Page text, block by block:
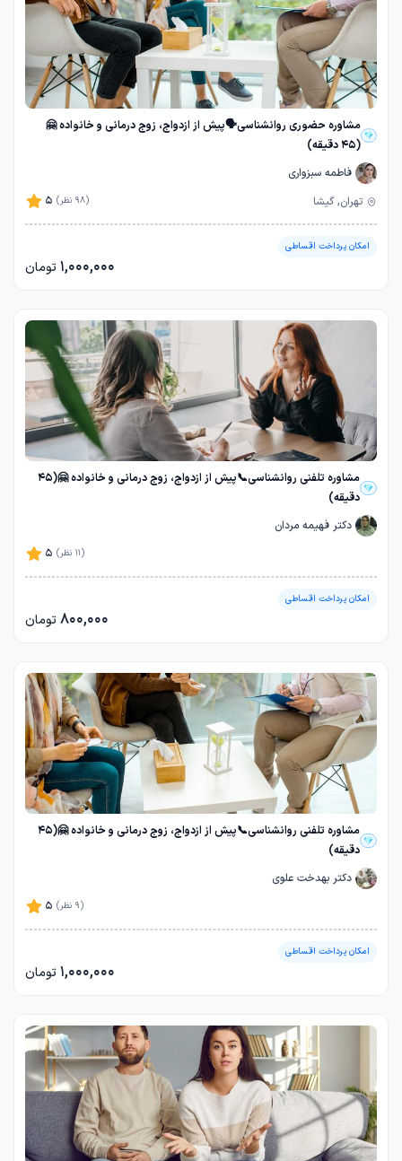
مشاوره حضوری روانشناسی🗣️پیش از ازدواج، زوج درمانی و خانواده 🤗
(45 دقیقه)
فاطمه سبزواری
5
(98 نظر) تهران, گیشا
امکان پرداخت اقساطی
1,000,000تومان
مشاوره تلفنی روانشناسی📞پیش از ازدواج، زوج درمانی و خانواده 🤗(45
دقیقه)
دکتر فهیمه مردان
5
(11 نظر)
امکان پرداخت اقساطی
800,000تومان
مشاوره تلفنی روانشناسی📞پیش از ازدواج، زوج درمانی و خانواده 🤗(45
دقیقه)
دکتر بهدخت علوی
5
(9 نظر)
امکان پرداخت اقساطی
1,000,000تومان